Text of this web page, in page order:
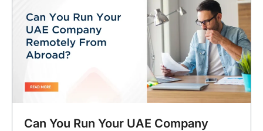
Can You Run Your UAE Company